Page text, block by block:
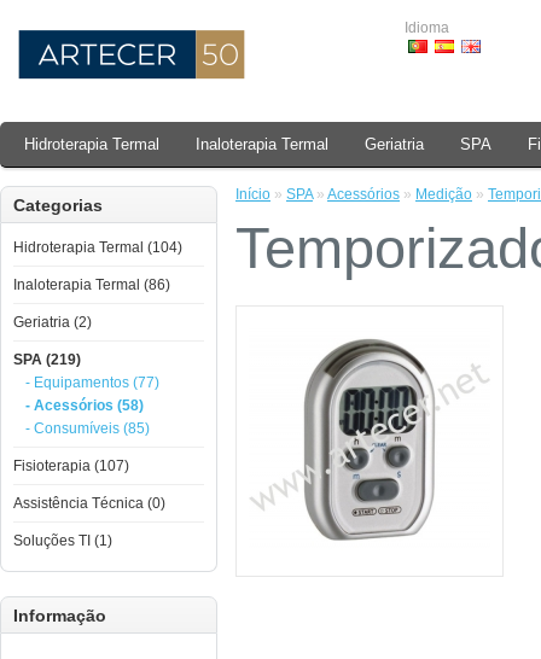
Idioma
Hidroterapia Termal Inaloterapia Termal Geriatria SPA
Categorias
Hidroterapia Termal (104)
Inaloterapia Termal (86)
Geriatria (2)
SPA (219)
- Equipamentos (77)
- Acessórios (58)
- Consumíveis (85)
Fisioterapia (107)
Assistência Técnica (0)
Soluções TI (1)
Informação
Início » SPA» Acessórios » Medição »